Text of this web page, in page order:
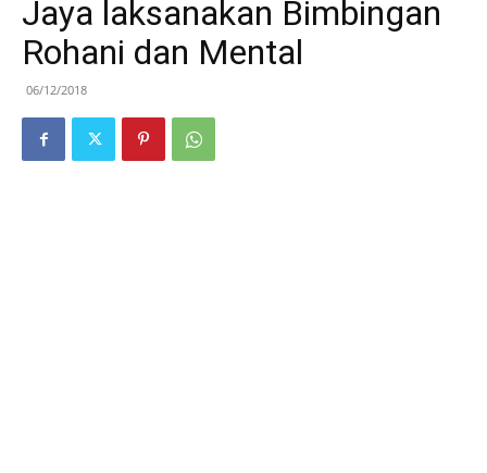
Jaya laksanakan Bimbingan
Rohani dan Mental
06/12/2018